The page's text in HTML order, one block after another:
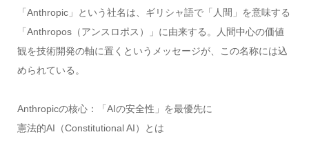
「Anthropic」という社名は、ギリシャ語で「人間」を意味する
「Anthropos（アンスロポス）」に由来する。人間中心の価値
観を技術開発の軸に置くというメッセージが、この名称には込
められている。
Anthropicの核心：「AIの安全性」を最優先に
憲法的AI（Constitutional AI）とは